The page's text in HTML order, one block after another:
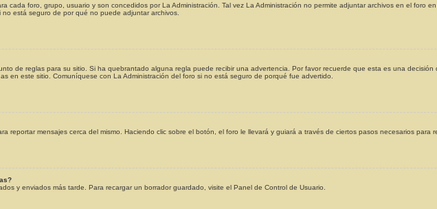
cada foro, grupo, usuario y son concedidos por La Administración. Tal vez La Administración no permite adjuntar archivos en el foro
está seguro de por qué no puede adjuntar archivos.
de reglas para su sitio. Si ha quebrantado alguna regla puede recibir una advertencia. Por favor recuerde que esta es una decisión
en este sitio. Comuníquese con La Administración del foro si no está seguro de porqué fue advertido.
reportar mensajes cerca del mismo. Haciendo clic sobre el botón, el foro le llevará y guiará a través de ciertos pasos necesarios para
y enviados más tarde. Para recargar un borrador guardado, visite el Panel de Control de Usuario.